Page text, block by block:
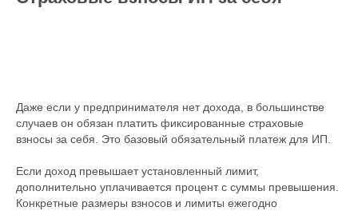
Даже если у предпринимателя нет дохода, в большинстве
случаев он обязан платить фиксированные страховые
взносы за себя. Это базовый обязательный платеж для ИП.
Если доход превышает установленный лимит,
дополнительно уплачивается процент с суммы превышения.
Конкретные размеры взносов и лимиты ежегодно